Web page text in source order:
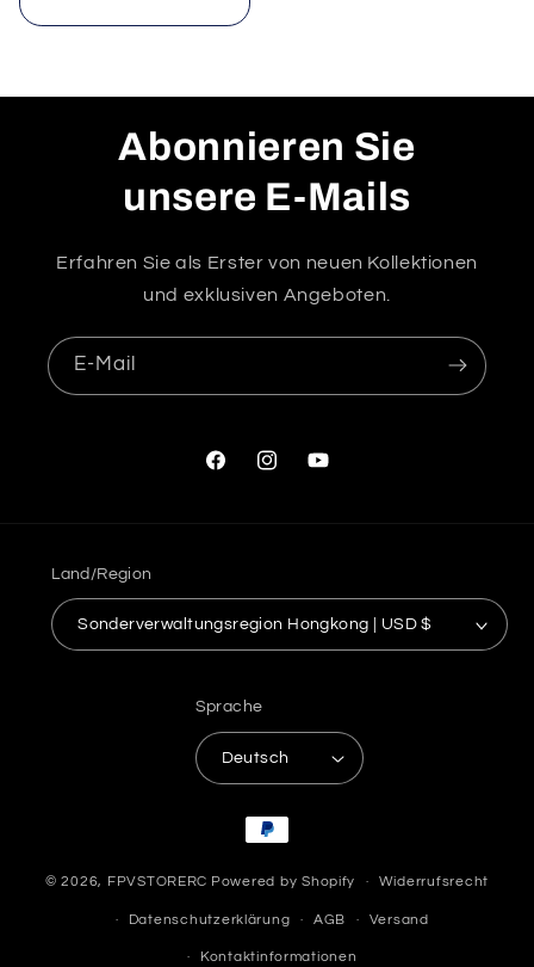
Abonnieren Sie
unsere E-Mails
Erfahren Sie als Erster von neuen Kollektionen
und exklusiven Angeboten.
E-Mail
FacebookInstagramYouTube
Land/Region
Sonderverwaltungsregion Hongkong | USD $
Sprache
Deutsch
Zahlungsmethoden
© 2026, FPVSTORERC Powered by Shopify Widerrufsrecht
Datenschutzerklärung AGB Versand
Kontaktinformationen